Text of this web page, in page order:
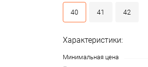
40 41 42
Характеристики:
Минимальная цена